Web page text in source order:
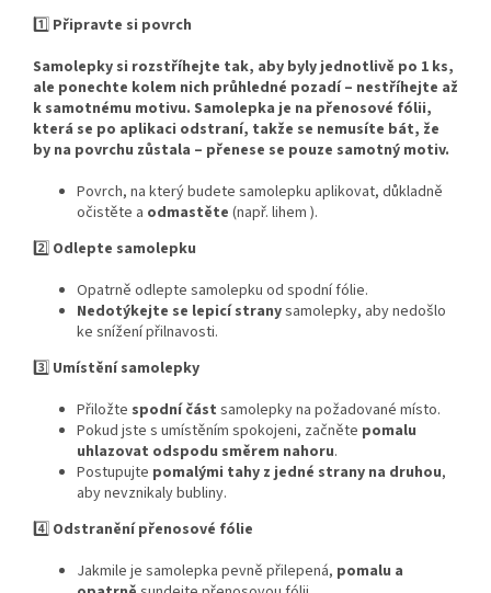
1️⃣ Připravte si povrch
Samolepky si rozstříhejte tak, aby byly jednotlivě po 1 ks,
ale ponechte kolem nich průhledné pozadí – nestříhejte až
k samotnému motivu. Samolepka je na přenosové fólii,
která se po aplikaci odstraní, takže se nemusíte bát, že
by na povrchu zůstala – přenese se pouze samotný motiv.
Povrch, na který budete samolepku aplikovat, důkladně
očistěte a odmastěte (např. lihem ).
2️⃣ Odlepte samolepku
Opatrně odlepte samolepku od spodní fólie.
Nedotýkejte se lepicí stranysamolepky, aby nedošlo
ke snížení přilnavosti.
3️⃣ Umístění samolepky
Přiložte spodní část samolepky na požadované místo.
Pokud jste s umístěním spokojeni, začněte pomalu
uhlazovat odspodu směrem nahoru.
Postupujte pomalými tahy z jedné strany na druhou,
aby nevznikaly bubliny.
4️⃣ Odstranění přenosové fólie
Jakmile je samolepka pevně přilepená, pomalu a